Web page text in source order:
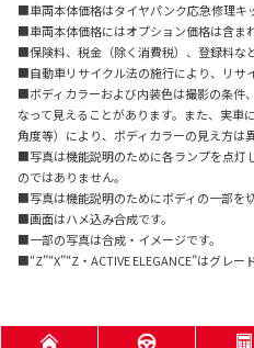
■車両本体価格はタイヤパンク応急修理キ
■車両本体価格にはオプション価格は含ま
■保険料、税金（除く消費税）、登録料な
■自動車リサイクル法の施行により、リサ
■ボディカラーおよび内装色は撮影の条件
なって見えることがあります。また、実車
角度等）により、ボディカラーの見え方は
■写真は機能説明のために各ランプを点灯
のではありません。
■写真は機能説明のためにボディの一部を
■画面はハメ込み合成です。
■一部の写真は合成・イメージです。
■“Z”“X”“Z・ACTIVE ELEGANCE”はグレー